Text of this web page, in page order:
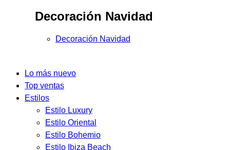
Decoración Navidad
Decoración Navidad
Lo más nuevo
Top ventas
Estilos
Estilo Luxury
Estilo Oriental
Estilo Bohemio
Estilo Ibiza Beach